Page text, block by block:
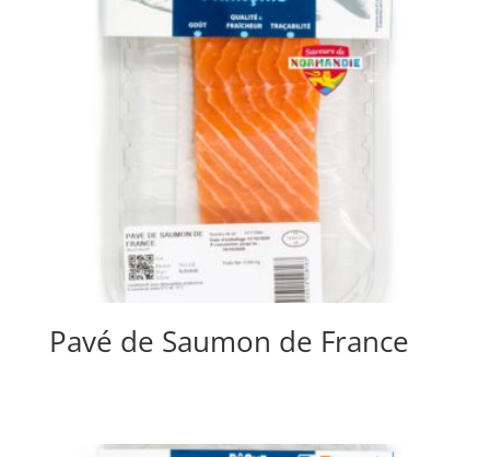
Pavé de Saumon de France